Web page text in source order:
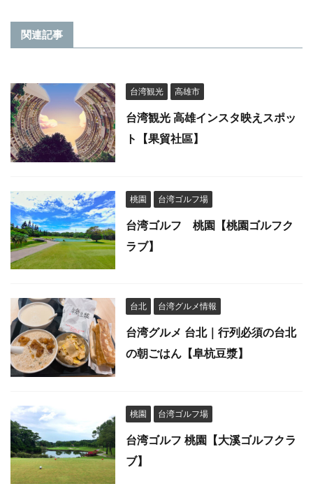
関連記事
台湾観光 高雄市
台湾観光 高雄インスタ映えスポッ
ト【果貿社區】
桃園 台湾ゴルフ場
台湾ゴルフ 桃園【桃園ゴルフク
ラブ】
台北 台湾グルメ情報
台湾グルメ 台北｜行列必須の台北
の朝ごはん【阜杭豆漿】
桃園 台湾ゴルフ場
台湾ゴルフ 桃園【大溪ゴルフクラ
ブ】